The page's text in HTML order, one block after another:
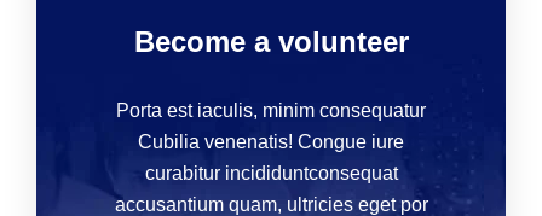
Become a volunteer
Porta est iaculis, minim consequatur
Cubilia venenatis! Congue iure
curabitur incididuntconsequat
accusantium quam, ultricies eget por